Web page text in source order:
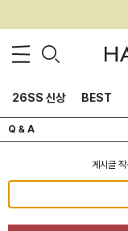
26SS 신상 BEST
Q & A
게시글